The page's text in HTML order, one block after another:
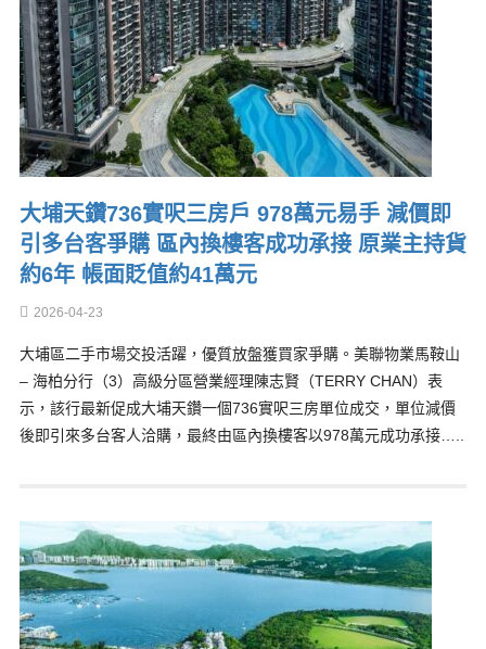
大埔天鑽736實呎三房戶 978萬元易手 減價即
引多台客爭購 區內換樓客成功承接 原業主持貨
約6年 帳面貶值約41萬元
2026-04-23
大埔區二手市場交投活躍，優質放盤獲買家爭購。美聯物業馬鞍山
– 海柏分行（3）高級分區營業經理陳志賢（TERRY CHAN）表
示，該行最新促成大埔天鑽一個736實呎三房單位成交，單位減價
後即引來多台客人洽購，最終由區內換樓客以978萬元成功承接…..